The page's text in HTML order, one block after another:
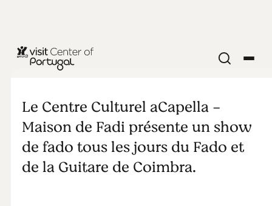
MAISON DE FADO
aCapella
Le Centre Culturel aCapella -
Maison de Fadi présente un show
de fado tous les jours du Fado et
de la Guitare de Coimbra.